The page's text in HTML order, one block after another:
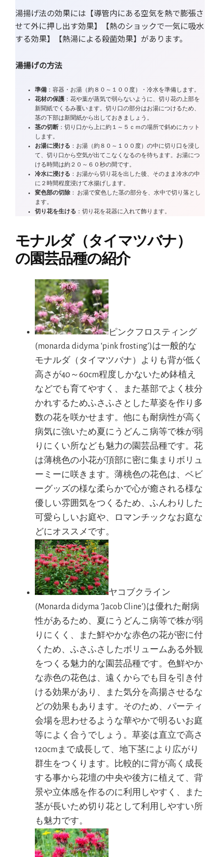
湯揚げ法の効果には【導管内にある空気を熱で膨張さ
せて外に押し出す効果】【熱のショックで一気に吸水
する効果】【熱湯による殺菌効果】があります。
湯揚げの方法
準備 ：容器・お湯（約８０～１００度）・冷水を準備します。
花材の保護 ：花や葉が蒸気で弱らないように、切り花の上部を
新聞紙でくるみ覆います。切り口の部分はお湯につけるため、
茎の下部は新聞紙から出しておきましょう。
茎の切断 ：切り口から上に約１～５ｃｍの場所で斜めにカット
します。
お湯に浸ける ：お湯（約８０～１００度）の中に切り口を浸し
て、切り口から空気が出てこなくなるのを待ちます。お湯につ
ける時間は約２０～６０秒の間です。
冷水に浸ける ：お湯から切り花を出した後、そのまま冷水の中
に２時間程度浸けて水揚げします。
変色部の切除 ： お湯で変色した茎の部分を、水中で切り落とし
ます。
切り花を生ける ：切り花を花器に入れて飾ります。
モナルダ（タイマツバナ）
の園芸品種の紹介
ピンクフロスティング
(monarda didyma ‘pink frosting’)は一般的な
モナルダ（タイマツバナ）よりも背が低く
高さが40～60cm程度しかないため鉢植え
などでも育てやすく、また基部でよく枝分
かれするためふさふさとした草姿を作り多
数の花を咲かせます。他にも耐病性が高く
病気に強いため夏にうどんこ病等で株が弱
りにくい所なども魅力の園芸品種です。花
は薄桃色の小花が頂部に密に集まりボリュ
ーミーに咲きます。薄桃色の花色は、ベビ
ーグッズの様な柔らかで心が癒される様な
優しい雰囲気をつくるため、ふんわりした
可愛らしいお庭や、ロマンチックなお庭な
どにオススメです。
ヤコブクライン
(Monarda didyma ‘Jacob Cline’)は優れた耐病
性があるため、夏にうどんこ病等で株が弱
りにくく、また鮮やかな赤色の花が密に付
くため、ふさふさしたボリュームある外観
をつくる魅力的な園芸品種です。色鮮やか
な赤色の花色は、遠くからでも目を引き付
ける効果があり、また気分を高揚させるな
どの効果もあります。そのため、パーティ
会場を思わせるような華やかで明るいお庭
等によく合うでしょう。草姿は直立で高さ
120cmまで成長して、地下茎により広がり
群生をつくります。比較的に背が高く成長
する事から花壇の中央や後方に植えて、背
景や立体感を作るのに利用しやすく、また
茎が長いため切り花として利用しやすい所
も魅力です。